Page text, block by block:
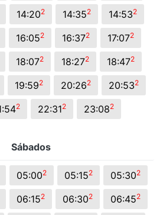
14:202 14:352 14:532
16:052 16:372 17:072
18:072 18:272 18:472
19:592 20:262 20:532
2 22:312 23:082
Sábados
05:002 05:152 05:302
06:152 06:302 06:452